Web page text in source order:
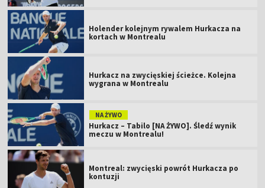
Holender kolejnym rywalem Hurkacza na
kortach w Montrealu
Hurkacz na zwycięskiej ścieżce. Kolejna
wygrana w Montrealu
NA ŻYWO
Hurkacz – Tabilo [NA ŻYWO]. Śledź wynik
meczu w Montrealu!
Montreal: zwycięski powrót Hurkacza po
kontuzji